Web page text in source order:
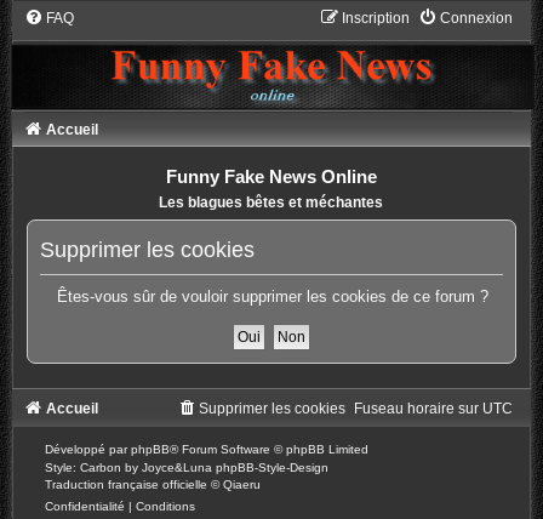
FAQ Connexion
Inscription
Accueil
Funny Fake News Online
Les blagues bêtes et méchantes
Supprimer les cookies
Êtes-vous sûr de vouloir supprimer les cookies de ce forum ?
Accueil Fuseau horaire sur UTC
Supprimer les cookies
Développé parphpBB® Forum Software © phpBB Limited
Style: Carbon by Joyce&Luna phpBB-Style-Design
Traduction française officielle ©Qiaeru
Confidentialité | Conditions